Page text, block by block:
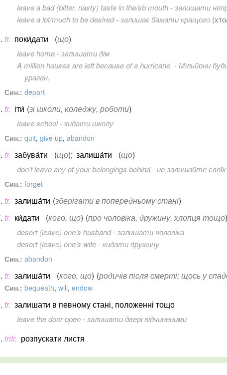
leave a bad (bitter, nasty) taste in the/sb mouth-залишати
leave a lot/much to be desired-залишає бажати кращого (
tr. поки́дати (що)
leave home-залишати дім
A million houses are left because of a hurricane. -Мільйони
ураган.
Син.: depart
tr. іти́ (зі школи, коледжу, роботи)
leave school-кидати школу
Син.: quit, give up, abandon
tr. забува́ти (що); залиша́ти (що)
don’t leave any of your belongings behind-не залишайте
Син.: forget
tr. залиша́ти (зберігати в попередньому стані)
tr. ки́дати (кого, що) (про чоловіка, дружину, хлопця тощо)
desert (leave) one’s husband-залишати чоловіка
desert (leave) one’s wife-кидати дружину
Син.: abandon
tr. залиша́ти (кого, що) (родичів після смерті; щось у
Син.: bequeath, will, endow
tr. залишати в певному стані, положенні тощо
leave the door open-залишати двері відчиненими
intr. розпускати листя